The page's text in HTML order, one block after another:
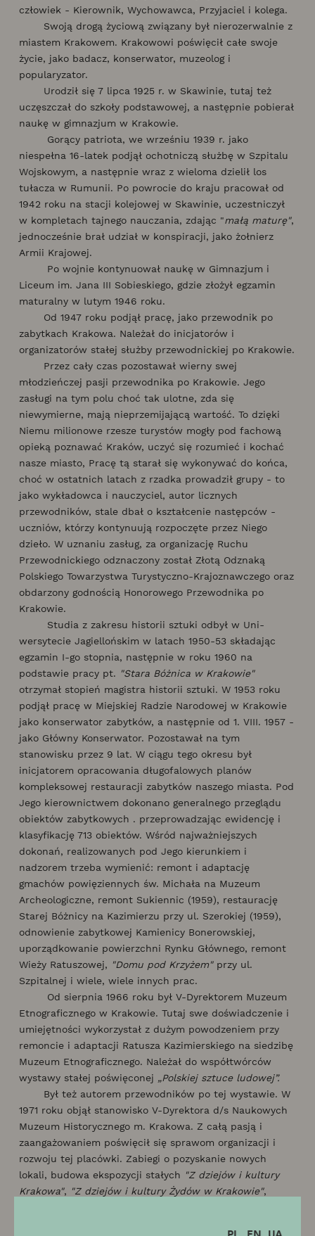
człowiek - Kierownik, Wychowawca, Przyjaciel i kolega.
Swoją drogą życiową związany był nierozerwalnie z
miastem Krakowem. Krakowowi poświęcił całe swoje
życie, jako badacz, konserwator, muzeolog i
popularyzator.
Urodził się 7 lipca 1925 r. w Skawinie, tutaj też
uczęszczał do szkoły podstawowej, a następnie pobierał
naukę w gimnazjum w Krakowie.
Gorący patriota, we wrześniu 1939 r. jako
niespełna 16-latek podjął ochotniczą służbę w Szpitalu
Wojskowym, a następnie wraz z wieloma dzielił los
tułacza w Rumunii. Po powrocie do kraju pracował od
1942 roku na stacji kolejowej w Skawinie, uczestniczył
w kompletach tajnego nauczania, zdając "małą maturę",
jednocześnie brał udział w konspiracji, jako żołnierz
Armii Krajowej.
Po wojnie kontynuował naukę w Gimnazjum i
Liceum im. Jana III Sobieskiego, gdzie złożył egzamin
maturalny w lutym 1946 roku.
Od 1947 roku podjął pracę, jako przewodnik po
zabytkach Krakowa. Należał do inicjatorów i
organizatorów stałej służby przewodnickiej po Krakowie.
Przez cały czas pozostawał wierny swej
młodzieńczej pasji przewodnika po Krakowie. Jego
zasługi na tym polu choć tak ulotne, zda się
niewymierne, mają nieprzemijającą wartość. To dzięki
Niemu milionowe rzesze turystów mogły pod fachową
opieką poznawać Kraków, uczyć się rozumieć i kochać
nasze miasto, Pracę tą starał się wykonywać do końca,
choć w ostatnich latach z rzadka prowadził grupy - to
jako wykładowca i nauczyciel, autor licznych
przewodników, stale dbał o kształcenie następców -
uczniów, którzy kontynuują rozpoczęte przez Niego
dzieło. W uznaniu zasług, za organizację Ruchu
Przewodnickiego odznaczony został Złotą Odznaką
Polskiego Towarzystwa Turystyczno-Krajoznawczego oraz
obdarzony godnością Honorowego Przewodnika po
Krakowie.
Studia z zakresu historii sztuki odbył w Uni­
wersytecie Jagiellońskim w latach 1950-53 składając
egzamin I-go stopnia, następnie w roku 1960 na
podstawie pracy pt. "Stara Bóżnica w Krakowie"
otrzymał stopień magistra historii sztuki. W 1953 roku
podjął pracę w Miejskiej Radzie Narodowej w Krakowie
jako konserwator zabytków, a następnie od 1. VIII. 1957 -
jako Główny Konserwator. Pozostawał na tym
stanowisku przez 9 lat. W ciągu tego okresu był
inicjatorem opracowania długofalowych planów
kompleksowej restauracji zabytków naszego miasta. Pod
Jego kierownictwem dokonano generalnego przeglądu
obiektów zabytkowych . przeprowadzając ewidencję i
klasyfikację 713 obiektów. Wśród najważniejszych
dokonań, realizowanych pod Jego kierunkiem i
nadzorem trzeba wymienić: remont i adaptację
gmachów powięziennych św. Michała na Muzeum
Archeologiczne, remont Sukiennic (1959), restaurację
Starej Bóżnicy na Kazimierzu przy ul. Szerokiej (1959),
odnowienie zabytkowej Kamienicy Bonerowskiej,
uporządkowanie powierzchni Rynku Głównego, remont
Wieży Ratuszowej, "Domu pod Krzyżem"przy ul.
Szpitalnej i wiele, wiele innych prac.
Od sierpnia 1966 roku był V-Dyrektorem Muzeum
Etnograficznego w Krakowie. Tutaj swe doświadczenie i
umiejętności wykorzystał z dużym powodzeniem przy
remoncie i adaptacji Ratusza Kazimierskiego na siedzibę
Muzeum Etnograficznego. Należał do współtwórców
wystawy stałej poświęconej „Polskiej sztuce ludowej”.
Był też autorem przewodników po tej wystawie. W
1971 roku objął stanowisko V-Dyrektora d/s Naukowych
Muzeum Historycznego m. Krakowa. Z całą pasją i
zaangażowaniem poświęcił się sprawom organizacji i
rozwoju tej placówki. Zabiegi o pozyskanie nowych
lokali, budowa ekspozycji stałych "Z dziejów i kultury
Krakowa", "Z dziejów i kultury Żydów w Krakowie",